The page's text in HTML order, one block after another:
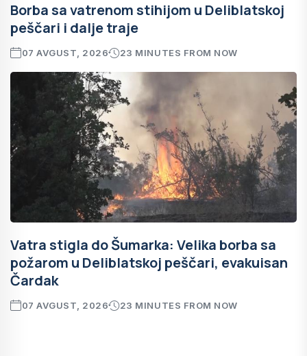
Borba sa vatrenom stihijom u Deliblatskoj
peščari i dalje traje
07 AVGUST, 2026 23 MINUTES FROM NOW
Vatra stigla do Šumarka: Velika borba sa
požarom u Deliblatskoj peščari, evakuisan
Čardak
07 AVGUST, 2026 23 MINUTES FROM NOW